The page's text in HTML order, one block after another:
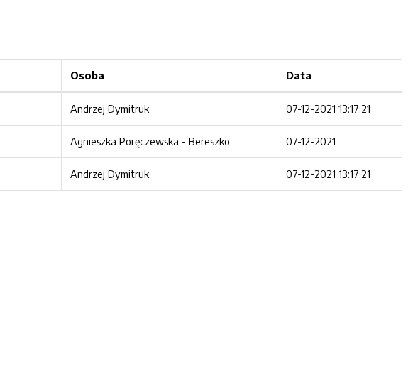
Osoba Data
Andrzej Dymitruk 07-12-2021 13:17:21
Agnieszka Poręczewska - Bereszko 07-12-2021
Andrzej Dymitruk 07-12-2021 13:17:21